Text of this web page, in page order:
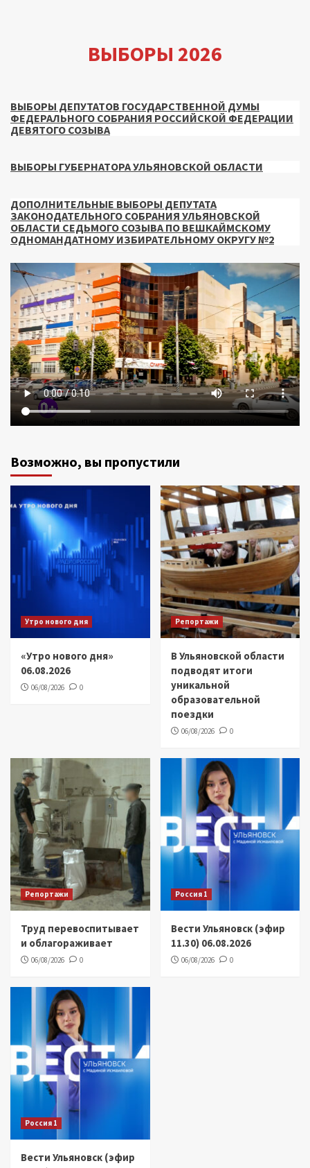
ВЫБОРЫ 2026
ВЫБОРЫ ДЕПУТАТОВ ГОСУДАРСТВЕННОЙ ДУМЫ
ФЕДЕРАЛЬНОГО СОБРАНИЯ РОССИЙСКОЙ ФЕДЕРАЦИИ
ДЕВЯТОГО СОЗЫВА
ВЫБОРЫ ГУБЕРНАТОРА УЛЬЯНОВСКОЙ ОБЛАСТИ
ДОПОЛНИТЕЛЬНЫЕ ВЫБОРЫ ДЕПУТАТА
ЗАКОНОДАТЕЛЬНОГО СОБРАНИЯ УЛЬЯНОВСКОЙ
ОБЛАСТИ СЕДЬМОГО СОЗЫВА ПО ВЕШКАЙМСКОМУ
ОДНОМАНДАТНОМУ ИЗБИРАТЕЛЬНОМУ ОКРУГУ №2
Возможно, вы пропустили
Утро нового дня
«Утро нового дня»
06.08.2026
06/08/2026 0
Репортажи
В Ульяновской области
подводят итоги
уникальной
образовательной
поездки
06/08/2026 0
Репортажи
Труд перевоспитывает
и облагораживает
06/08/2026 0
Россия 1
Вести Ульяновск (эфир
11.30) 06.08.2026
06/08/2026 0
Россия 1
Вести Ульяновск (эфир